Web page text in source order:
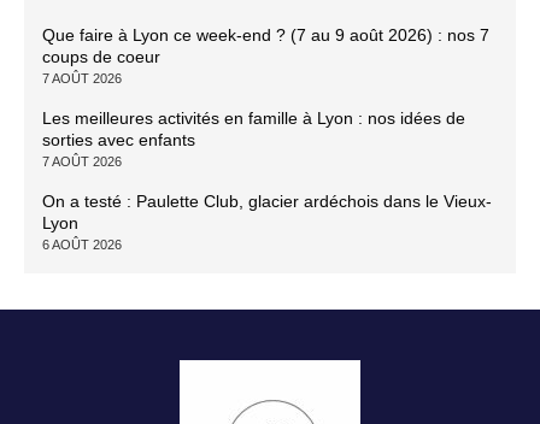
Que faire à Lyon ce week-end ? (7 au 9 août 2026) : nos 7
coups de coeur
7 AOÛT 2026
Les meilleures activités en famille à Lyon : nos idées de
sorties avec enfants
7 AOÛT 2026
On a testé : Paulette Club, glacier ardéchois dans le Vieux-
Lyon
6 AOÛT 2026